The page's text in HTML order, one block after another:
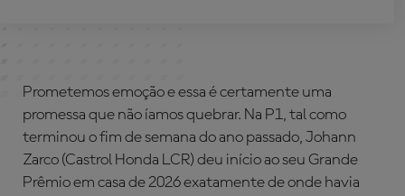
Prometemos emoção e essa é certamente uma
promessa que não íamos quebrar. Na P1, tal como
terminou o fim de semana do ano passado, Johann
Zarco (Castrol Honda LCR) deu início ao seu Grande
Prêmio em casa de 2026 exatamente de onde havia